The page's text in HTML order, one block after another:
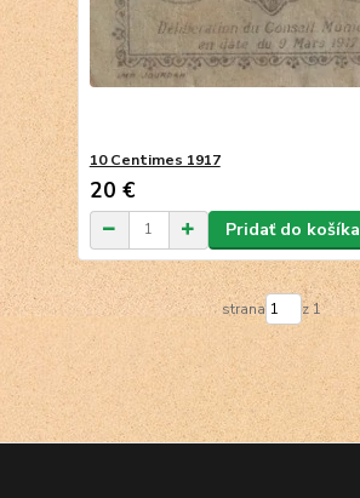
10 Centimes 1917
20 €
Pridať do košíka
strana z 1